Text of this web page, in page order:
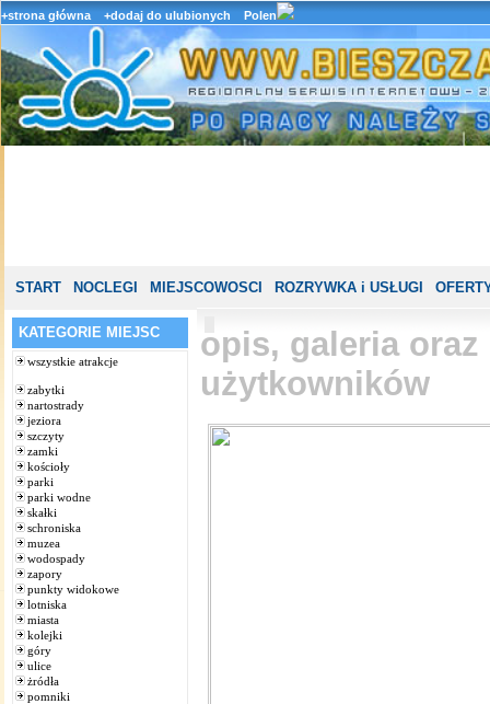
+strona główna +dodaj do ulubionych Polen
START NOCLEGI MIEJSCOWOSCI ROZRYWKA i USŁUGI
KATEGORIE MIEJSC
wszystkie atrakcje
zabytki
nartostrady
jeziora
szczyty
zamki
kościoły
parki
parki wodne
skałki
schroniska
muzea
wodospady
zapory
punkty widokowe
lotniska
miasta
kolejki
góry
ulice
żródła
pomniki
opis, galeria oraz
użytkowników